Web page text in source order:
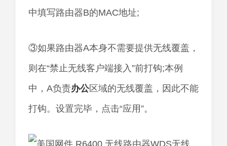
中填写路由器B的MAC地址;
③如果路由器A本身不需要提供无线覆盖，
则在“禁止无线客户端接入”前打钩;本例
中，A负责办公区域的无线覆盖，因此不能
打钩。设置完毕，点击“应用”。